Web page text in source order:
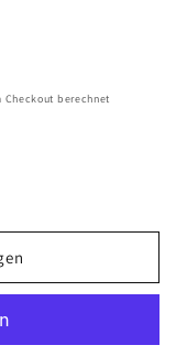
Checkout berechnet